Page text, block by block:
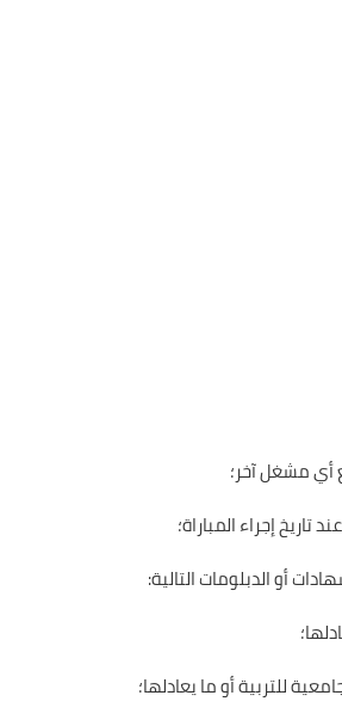
أي مشغل آخر؛
أو الدبلومات التالية:
للتربية أو ما يعادلها؛